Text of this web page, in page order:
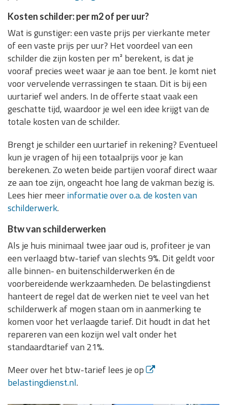
Kosten schilder: per m2 of per uur?
Wat is gunstiger: een vaste prijs per vierkante meter
of een vaste prijs per uur? Het voordeel van een
schilder die zijn kosten per m² berekent, is dat je
vooraf precies weet waar je aan toe bent. Je komt niet
voor vervelende verrassingen te staan. Dit is bij een
uurtarief wel anders. In de offerte staat vaak een
geschatte tijd, waardoor je wel een idee krijgt van de
totale kosten van de schilder.
Brengt je schilder een uurtarief in rekening? Eventueel
kun je vragen of hij een totaalprijs voor je kan
berekenen. Zo weten beide partijen vooraf direct waar
ze aan toe zijn, ongeacht hoe lang de vakman bezig is.
Lees hier meerinformatie over o.a. de kosten van
schilderwerk.
Btw van schilderwerken
Als je huis minimaal twee jaar oud is, profiteer je van
een verlaagd btw-tarief van slechts 9%. Dit geldt voor
alle binnen- en buitenschilderwerken én de
voorbereidende werkzaamheden. De belastingdienst
hanteert de regel dat de werken niet te veel van het
schilderwerk af mogen staan om in aanmerking te
komen voor het verlaagde tarief. Dit houdt in dat het
repareren van een kozijn wel valt onder het
standaardtarief van 21%.
Meer over het btw-tarief lees je op
belastingdienst.nl.